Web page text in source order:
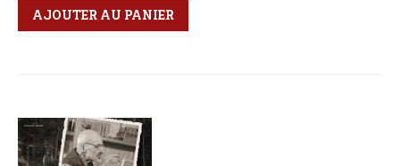
Qté
Format
AJOUTER AU PANIER